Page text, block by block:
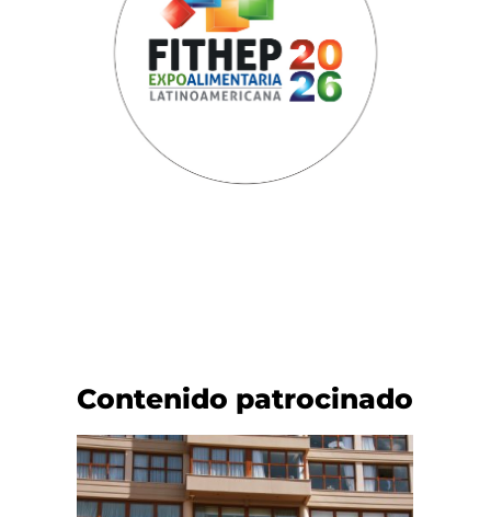
Contenido patrocinado